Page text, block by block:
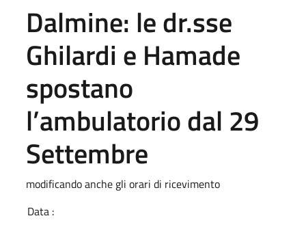
Dalmine: le dr.sse
Ghilardi e Hamade
spostano
l’ambulatorio dal 29
Settembre
modificando anche gli orari di ricevimento
Data :